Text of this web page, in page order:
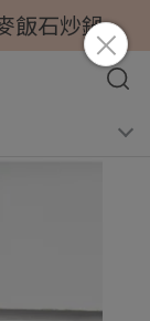
飯石炒鍋